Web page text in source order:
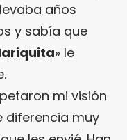
años
y sabía que
» le
mi visión
diferencia muy